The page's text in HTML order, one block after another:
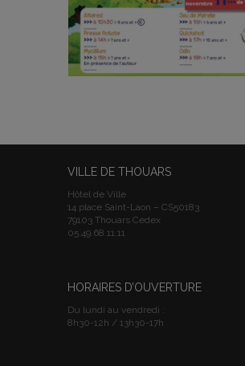
VILLE DE THOUARS
Hôtel de Ville
14 place Saint-Laon – CS50183
79103 Thouars Cedex
05.49.68.11.11
HORAIRES D’OUVERTURE
Du lundi au vendredi :
8h30-12h / 13h30-17h